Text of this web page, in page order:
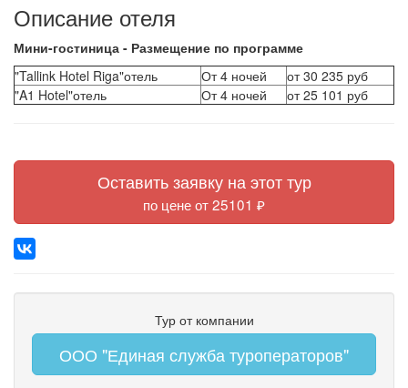
Описание отеля
Мини-гостиница - Размещение по программе
"Tallink Hotel Riga"отель
От 4 ночей
от 30 235 руб
"A1 Hotel"отель
От 4 ночей от 25 101 руб
Оставить заявку на этот тур
по цене от 25101 ₽
Тур от компании
ООО "Единая служба туроператоров"